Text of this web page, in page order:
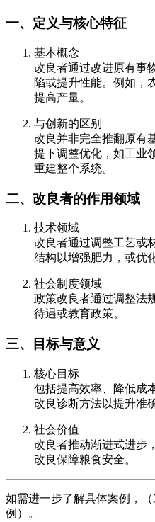
一、定义与核心特征
基本概念
改良者通过改进原有事
陷或提升性能。例如，
提高产量。
与创新的区别
改良并非完全推翻原有
提下调整优化，如工业
重建整个系统。
二、改良者的作用领域
技术领域
改良者通过调整工艺或
结构以增强肥力，或优
社会制度领域
政策改良者通过调整法
待遇或教育政策。
三、目标与意义
核心目标
包括提高效率、降低成
改良诊断方法以提升准
社会价值
改良者推动渐进式进步
改良保障粮食安全。
如需进一步了解具体案例，
例）。